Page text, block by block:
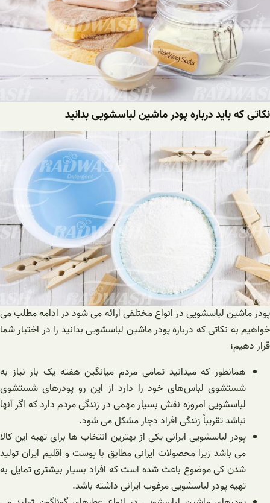
نکاتی که باید درباره پودر ماشین لباسشویی بدانید
پودر ماشین لباسشویی در انواع مختلفی ارائه می شود در ادامه مطلب می
خواهیم به نکاتی که درباره پودر ماشین لباسشویی بدانید را در اختیار شما
قرار دهیم؛
همانطور که میدانید تمامی مردم میانگین هفته یک بار نیاز به
شستشوی لباس‌های خود را دارد از این رو پودرهای شستشوی
لباسشویی امروزه نقش بسیار مهمی در زندگی مردم دارد که اگر آنها
نباشد تقریباً زندگی افراد دچار مشکل می شود.
پودر لباسشویی ایرانی یکی از بهترین انتخاب ها برای تهیه این کالا
می باشد زیرا محصولات ایرانی مطابق با پوست و اقلیم ایران تولید
شدن کی موضوع باعث شده است که افراد بسیار بیشتری تمایل به
تهیه پودر لباسشویی مرغوب ایرانی داشته باشد.